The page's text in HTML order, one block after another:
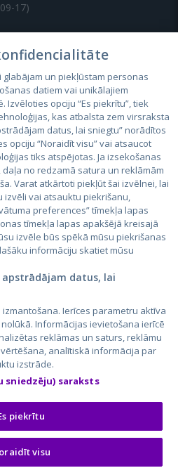
17)
CVbankas.lt
Kainos.lt
Paslaugos.lt
auto24.ee
Osta.ee
KuldneBörs.ee
glabājam un piekļūstam personas
datiem vai unikālajiem
Izvēloties opciju “Es piekrītu”, tiek
kas atbalsta zem virsraksta
datus, lai sniegtu” norādītos
opciju “Noraidīt visu” vai atsaucot
tiks atspējotas. Ja izsekošanas
no redzamā satura un reklāmām
Varat atkārtoti piekļūt šai izvēlnei, lai
izvēli vai atsauktu piekrišanu,
preferences” tīmekļa lapas
tīmekļa lapas apakšējā kreisajā
izvēle būs spēkā mūsu piekrišanas
informāciju skatiet mūsu
datus, lai
Ierīces parametru aktīva
Informācijas ievietošana ierīcē
reklāmas un saturs, reklāmu
analītiskā informācija par
izstrāde.
sniedzēju) saraksts
piekrītu
visu